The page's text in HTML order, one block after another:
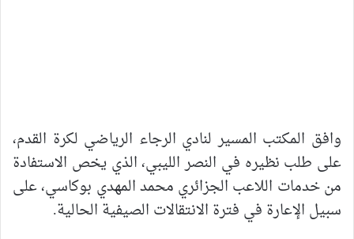
وافق المكتب المسير لنادي الرجاء الرياضي لكرة القدم،
على طلب نظيره في النصر الليبي، الذي يخص الاستفادة
من خدمات اللاعب الجزائري محمد المهدي بوكاسي، على
سبيل الإعارة في فترة الانتقالات الصيفية الحالية.